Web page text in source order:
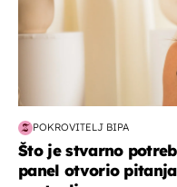
POKROVITELJ BIPA
Što je stvarno
panel otvorio